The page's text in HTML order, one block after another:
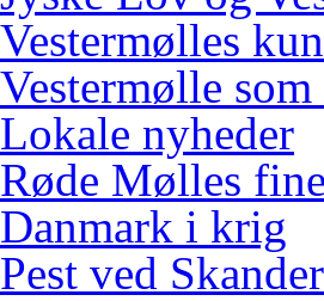
Vestermølles
Vestermølle
Lokale nyheder
Røde Mølles
Danmark i krig
Pest ved